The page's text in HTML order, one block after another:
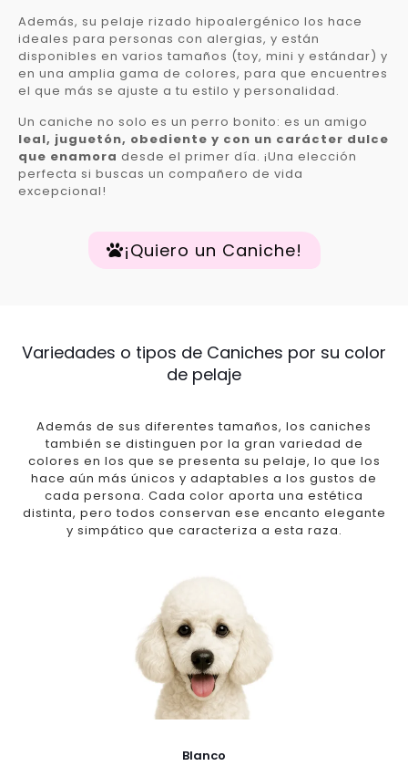
Además, su pelaje rizado hipoalergénico los hace
ideales para personas con alergias, y están
disponibles en varios tamaños (toy, mini y estándar) y
en una amplia gama de colores, para que encuentres
el que más se ajuste a tu estilo y personalidad.
Un caniche no solo es un perro bonito: es un amigo
leal, juguetón, obediente y con un carácter dulce
que enamora desde el primer día. ¡Una elección
perfecta si buscas un compañero de vida
excepcional!
¡Quiero un Caniche!
Variedades o tipos de Caniches por su color
de pelaje
Además de sus diferentes tamaños, los caniches
también se distinguen por la gran variedad de
colores en los que se presenta su pelaje, lo que los
hace aún más únicos y adaptables a los gustos de
cada persona. Cada color aporta una estética
distinta, pero todos conservan ese encanto elegante
y simpático que caracteriza a esta raza.
Blanco